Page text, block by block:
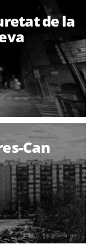
de la
Can